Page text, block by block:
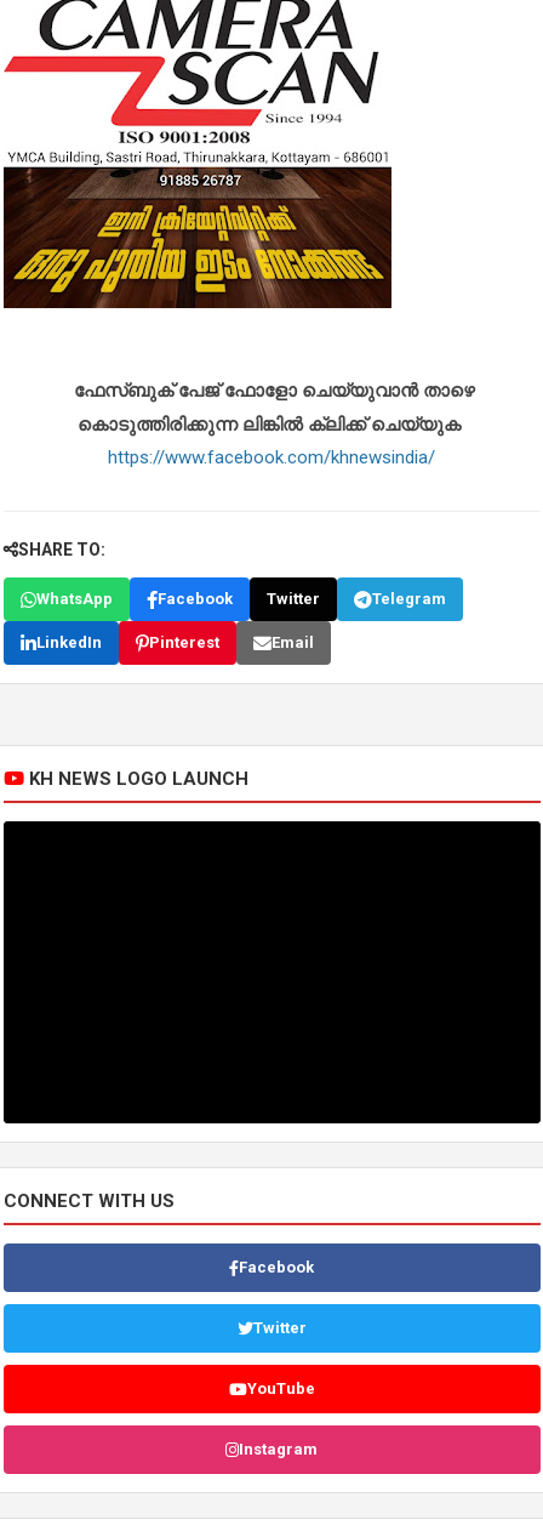
ഫേസ്ബുക് പേജ് ഫോളോ ചെയ്യുവാൻ താഴെ
കൊടുത്തിരിക്കുന്ന ലിങ്കിൽ ക്ലിക്ക് ചെയ്യുക
https://www.facebook.com/khnewsindia/
SHARE TO:
WhatsApp Facebook Twitter Telegram
LinkedIn Pinterest Email
KH NEWS LOGO LAUNCH
CONNECT WITH US
Facebook
Twitter
YouTube
Instagram